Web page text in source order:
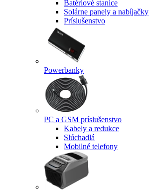
Batériové stanice
Solárne panely a nabíjačky
Príslušenstvo
Powerbanky
PC a GSM príslušenstvo
Kabely a redukce
Slúchadlá
Mobilné telefony